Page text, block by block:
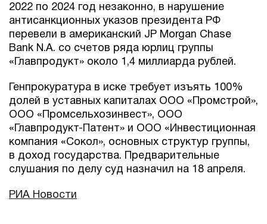
2022 по 2024 год незаконно, в нарушение
антисанкционных указов президента РФ
перевели в американский JP Morgan Chase
Bank N.A. со счетов ряда юрлиц группы
«Главпродукт» около 1,4 миллиарда рублей.
Генпрокуратура в иске требует изъять 100%
долей в уставных капиталах ООО «Промстрой»,
ООО «Промсельхозинвест», ООО
«Главпродукт-Патент» и ООО «Инвестиционная
компания «Сокол», основных структур группы,
в доход государства. Предварительные
слушания по делу суд назначил на 18 апреля.
РИА Новости